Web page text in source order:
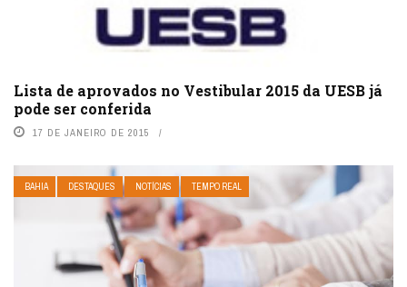
Lista de aprovados no Vestibular 2015 da UESB já
pode ser conferida
17 DE JANEIRO DE 2015
BAHIA DESTAQUES NOTÍCIAS TEMPO REAL